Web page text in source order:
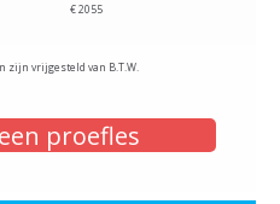
€ 2055
zijn vrijgesteld van B.T.W.
proefles